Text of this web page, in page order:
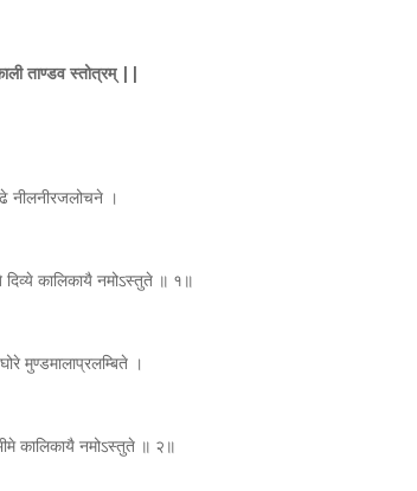
ताण्डव स्तोत्रम् ||
नीलनीरजलोचने ।
कालिकायै नमोऽस्तुते ॥ १॥
मुण्डमालाप्रलम्बिते ।
कालिकायै नमोऽस्तुते ॥ २॥